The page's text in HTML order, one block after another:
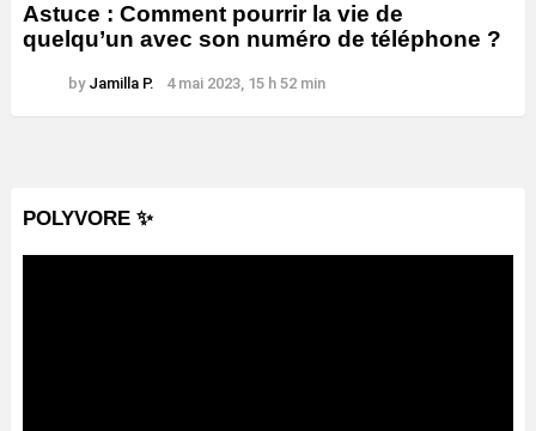
Astuce : Comment pourrir la vie de
quelqu’un avec son numéro de téléphone ?
by Jamilla P. 4 mai 2023, 15 h 52 min
POLYVORE ✨